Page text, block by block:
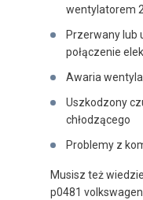
wentylatorem
Przerwany lub
połączenie
Awaria
Uszkodzony
chłodzącego
Problemy z
Musisz też
p0481